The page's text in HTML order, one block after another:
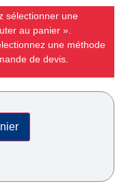
sélectionner une
au panier ».
une méthode
de devis.